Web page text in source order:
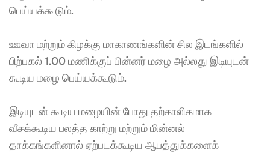
பெய்யக்கூடும்.
ஊவா மற்றும் கிழக்கு மாகாணங்களின் சில இடங்களில்
பிற்பகல் 1.00 மணிக்குப் பின்னர் மழை அல்லது இடியுடன்
கூடிய மழை பெய்யக்கூடும்.
இடியுடன் கூடிய மழையின் போது தற்காலிகமாக
வீசக்கூடிய பலத்த காற்று மற்றும் மின்னல்
தாக்கங்களினால் ஏற்படக்கூடிய ஆபத்துக்களைக்